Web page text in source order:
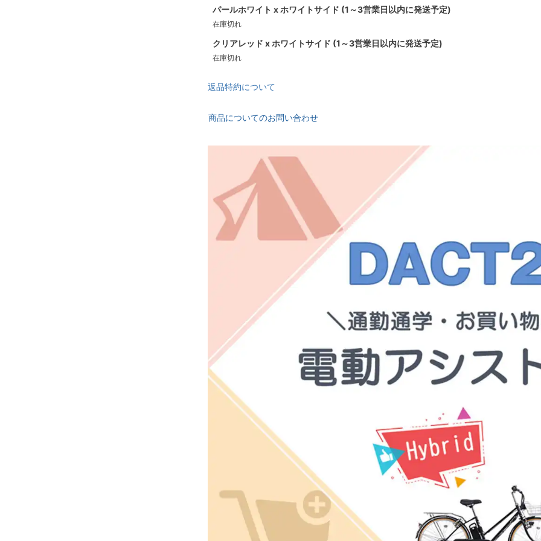
パールホワイト x ホワイトサイド (1～3営業日以内に発送予定)
在庫切れ
クリアレッド x ホワイトサイド (1～3営業日以内に発送予定)
在庫切れ
返品特約について
商品についてのお問い合わせ